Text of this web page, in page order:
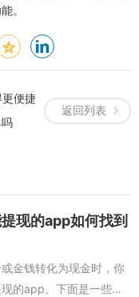
。
返回列表
便捷
现的app如何找到
金钱转化为现金时，你
的app。下面是一些步